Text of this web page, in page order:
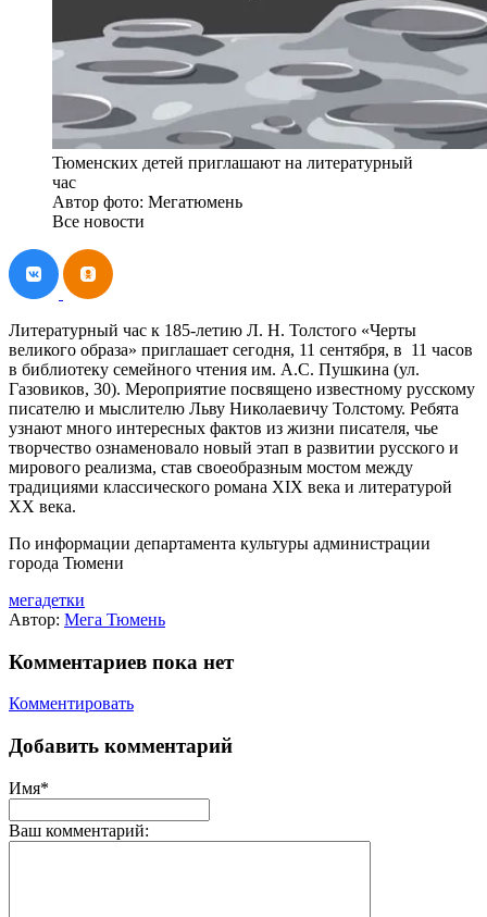
Тюменских детей приглашают на литературный
час
Автор фото: Мегатюмень
Все новости
Литературный час к 185-летию Л. Н. Толстого «Черты
великого образа» приглашает сегодня, 11 сентября, в 11 часов
в библиотеку семейного чтения им. А.С. Пушкина (ул.
Газовиков, 30). Мероприятие посвящено известному русскому
писателю и мыслителю Льву Николаевичу Толстому. Ребята
узнают много интересных фактов из жизни писателя, чье
творчество ознаменовало новый этап в развитии русского и
мирового реализма, став своеобразным мостом между
традициями классического романа XIX века и литературой
XX века.
По информации департамента культуры администрации
города Тюмени
мегадетки
Автор: Мега Тюмень
Комментариев пока нет
Комментировать
Добавить комментарий
Имя*
Ваш комментарий: